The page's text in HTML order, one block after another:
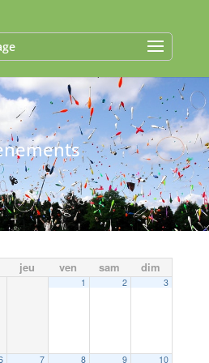
jeu ven sam dim
1 2 3
7 8 9 10